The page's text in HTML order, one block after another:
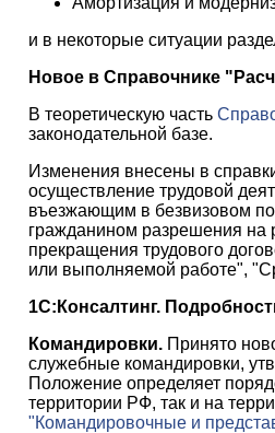
и в некоторые ситуации
Новое в Справочнике
В теоретическую часть
законодательной базе.
Изменения внесены в
осуществление трудовой
въезжающим в безвизовом
гражданином разрешения на
прекращения трудового
или выполняемой работе",
1С:Консалтинг.
Командировки.Принято
служебные командировки,
Положение определяет
территории РФ, так и на
"Командировочные и